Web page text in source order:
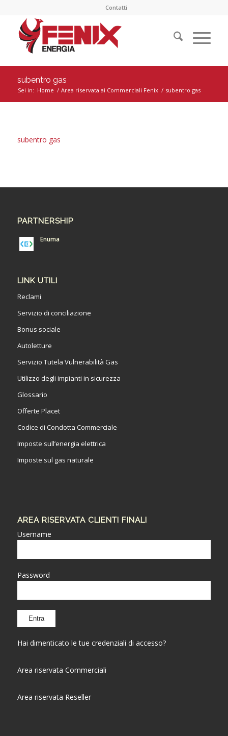
Contatti
subentro gas
Sei in: Home / Area riservata ai Commerciali Fenix / subentro gas
subentro gas
PARTNERSHIP
Enuma
LINK UTILI
Reclami
Servizio di conciliazione
Bonus sociale
Autoletture
Servizio Tutela Vulnerabilità Gas
Utilizzo degli impianti in sicurezza
Glossario
Offerte Placet
Codice di Condotta Commerciale
Imposte sull’energia elettrica
Imposte sul gas naturale
AREA RISERVATA CLIENTI FINALI
Username
Password
Hai dimenticato le tue credenziali di accesso?
Area riservata Commerciali
Area riservata Reseller